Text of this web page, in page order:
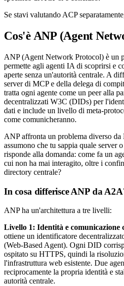
Se stavi valutando ACP
Cos'è ANP (Agent
ANP (Agent Network Protocol) è un
permette agli agenti IA di scoprirsi e
aperte senza un'autorità centrale. A
server di MCP e della delega di
tratta ogni agente come un peer alla
decentralizzati W3C (DIDs) per
dati e include un livello di meta-
come comunicheranno.
ANP affronta un problema diverso
assumono che tu sappia quale server
risponde alla domanda: come fa un
cui non ha mai interagito, oltre i
directory centrale?
In cosa differisce ANP da
ANP ha un'architettura a tre livelli:
Livello 1: Identità e comunicazione
ottiene un identificatore
(Web-Based Agent). Ogni DID
ospitato su HTTPS, quindi la
l'infrastruttura web esistente. Due
reciprocamente la propria identità e
autorità centrale.